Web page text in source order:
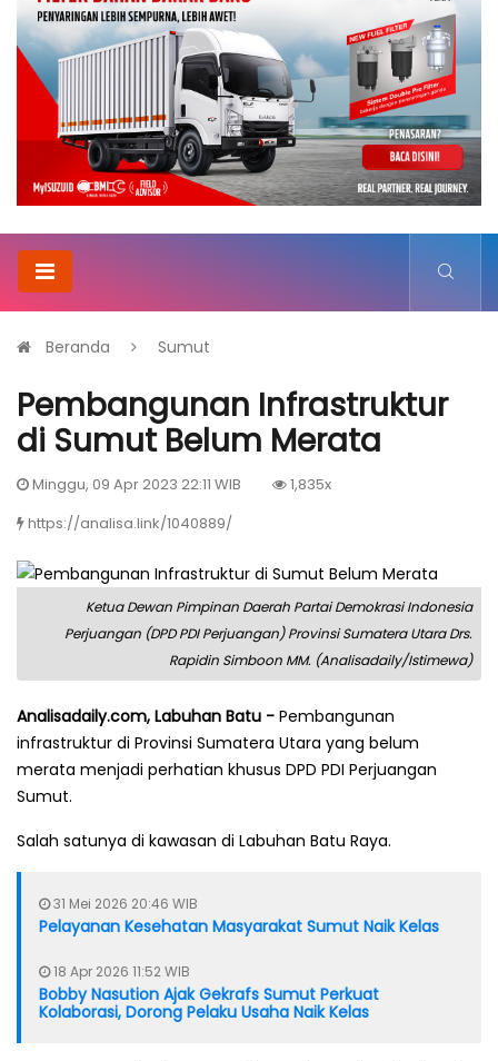
Beranda Sumut
Pembangunan Infrastruktur
di Sumut Belum Merata
Minggu, 09 Apr 2023 22:11 WIB
1,835x
https://analisa.link/1040889/
Ketua Dewan Pimpinan Daerah Partai Demokrasi Indonesia
Perjuangan (DPD PDI Perjuangan) Provinsi Sumatera Utara Drs.
Rapidin Simboon MM. (Analisadaily/Istimewa)
Analisadaily.com, Labuhan Batu - Pembangunan
infrastruktur di Provinsi Sumatera Utara yang belum
merata menjadi perhatian khusus DPD PDI Perjuangan
Sumut.
Salah satunya di kawasan di Labuhan Batu Raya.
31 Mei 2026 20:46 WIB
Pelayanan Kesehatan Masyarakat Sumut Naik Kelas
18 Apr 2026 11:52 WIB
Bobby Nasution Ajak Gekrafs Sumut Perkuat
Kolaborasi, Dorong Pelaku Usaha Naik Kelas